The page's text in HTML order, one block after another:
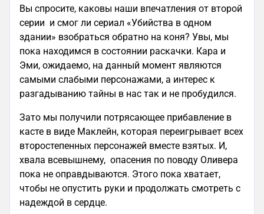
Вы спросите, каковы наши впечатления от второй
серии и смог ли сериал «Убийства в одном
здании» взобраться обратно на коня? Увы, мы
пока находимся в состоянии раскачки. Кара и
Эми, ожидаемо, на данный момент являются
самыми слабыми персонажами, а интерес к
разгадыванию тайны в нас так и не пробудился.
Зато мы получили потрясающее прибавление в
касте в виде Маклейн, которая переигрывает всех
второстепенных персонажей вместе взятых. И,
хвала всевышнему, опасения по поводу Оливера
пока не оправдываются. Этого пока хватает,
чтобы не опустить руки и продолжать смотреть с
надеждой в сердце.